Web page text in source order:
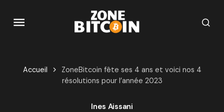
Accueil
ZoneBitcoin fête ses 4 ans et voici nos 4
résolutions pour l’année 2023
Ines Aissani